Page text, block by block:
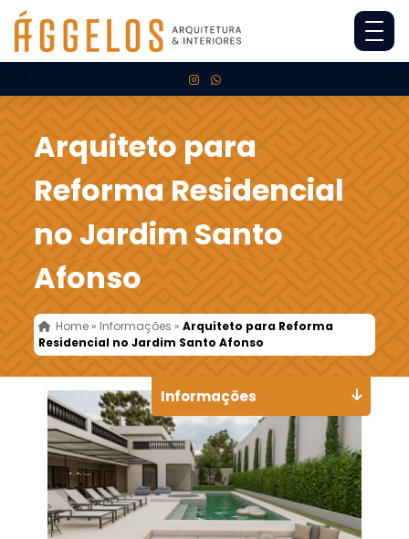
Arquiteto para
Reforma Residencial
no Jardim Santo
Afonso
Home » Informações »Arquiteto para Reforma
Residencial no Jardim Santo Afonso
Informações